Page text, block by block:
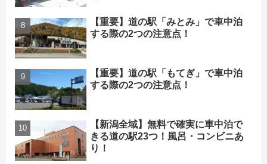
【重要】道の駅「みとみ」で車中泊
する際の2つの注意点！
【重要】道の駅「もてぎ」で車中泊
する際の2つの注意点！
【新潟全域】無料で確実に車中泊で
きる道の駅23つ！風呂・コンビニあ
り！